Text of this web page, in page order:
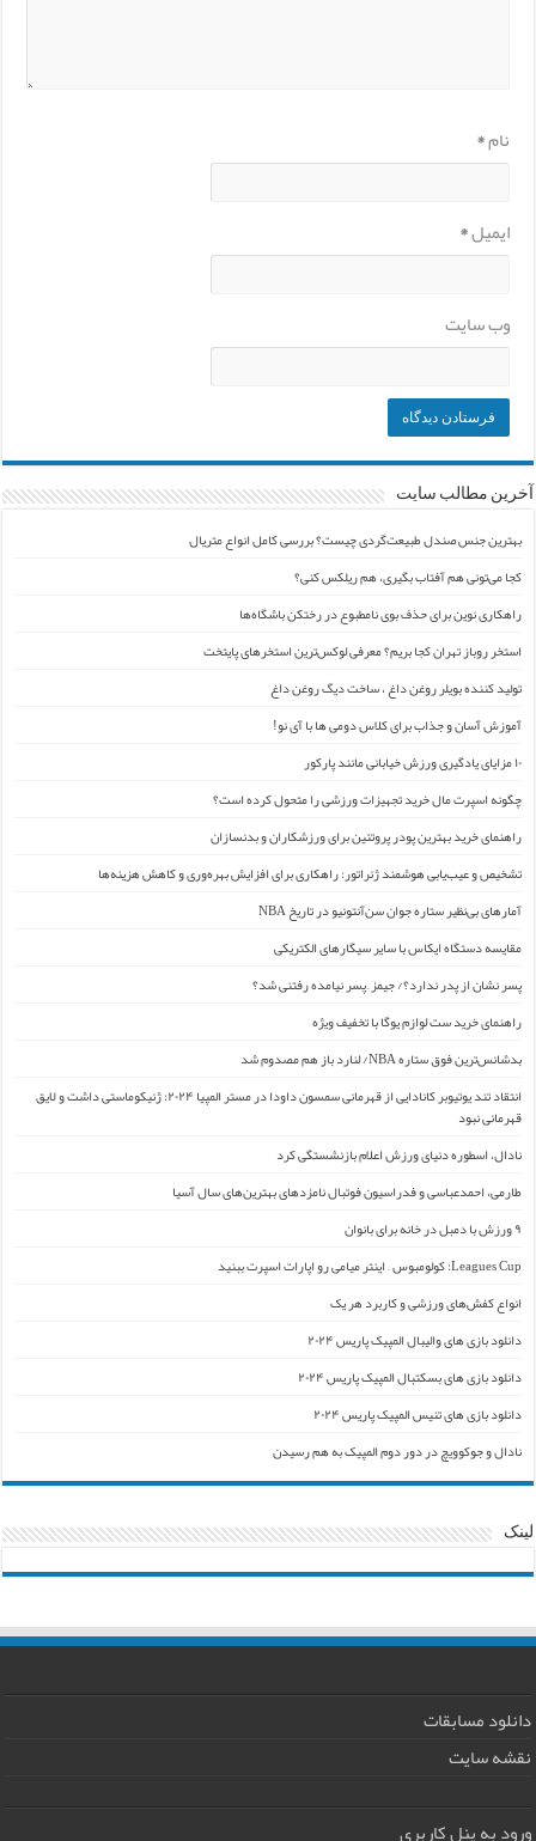
نام*
ایمیل*
وب‌ سایت
آخرین مطالب سایت
بهترین جنس صندل طبیعت‌گردی چیست؟ بررسی کامل انواع متریال
کجا می‌تونی هم آفتاب بگیری، هم ریلکس کنی؟
راهکاری نوین برای حذف بوی نامطبوع در رختکن باشگاه‌ها
استخر روباز تهران کجا بریم؟ معرفی لوکس‌ترین استخرهای پایتخت
تولید کننده بویلر روغن داغ ، ساخت دیگ روغن داغ
آموزش آسان و جذاب برای کلاس دومی ها با آی نو!
۱۰ مزایای یادگیری ورزش خیابانی مانند پارکور
چگونه اسپرت مال خرید تجهیزات ورزشی را متحول کرده است؟
راهنمای خرید بهترین پودر پروتئین برای ورزشکاران و بدنسازان
تشخیص و عیب‌یابی هوشمند ژنراتور: راهکاری برای افزایش بهره‌وری و کاهش هزینه‌ها
آمارهای بی‌نظیر ستاره جوان سن‌آنتونیو در تاریخ NBA
مقایسه دستگاه ایکاس با سایر سیگارهای الکتریکی
پسر نشان از پدر ندارد؟/ جیمز ِ پسر نیامده رفتنی شد؟
راهنمای خرید ست لوازم یوگا با تخفیف ویژه
بدشانس‌ترین فوق ستاره NBA/ لنارد باز هم مصدوم شد
انتقاد تند یوتیوبر کانادایی از قهرمانی سمسون داودا در مستر المپیا ۲۰۲۴: ژنیکوماستی داشت و لایق
قهرمانی نبود
نادال، اسطوره دنیای ورزش اعلام بازنشستگی کرد
طارمی، احمدعباسی و فدراسیون فوتبال نامزدهای بهترین‌های سال آسیا
۹ ورزش با دمبل در خانه برای بانوان
Leagues Cup: کولومبوس – اینتر میامی رو اپارات اسپرت ببنید
انواع کفش‌های ورزشی و کاربرد هر یک
دانلود بازی های والیبال المپیک پاریس ۲۰۲۴
دانلود بازی های بسکتبال المپیک پاریس ۲۰۲۴
دانلود بازی های تنیس المپیک پاریس ۲۰۲۴
نادال و جوکوویچ در دور دوم المپیک به هم رسیدن
لینک
دانلود مسابقات
نقشه سایت
ورود به پنل کاربری